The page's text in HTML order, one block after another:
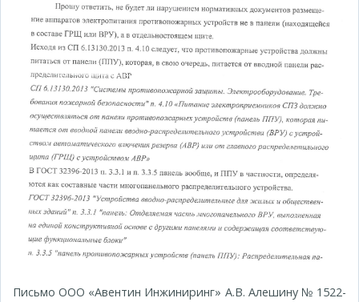
Письмо ООО «Авентин Инжиниринг» А.В. Алешину № 1522-